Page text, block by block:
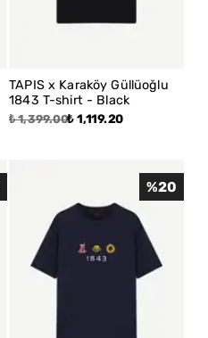
TAPIS x Karaköy Güllüoğlu
1843 T-shirt - Black
₺ 1,399.00₺ 1,119.20
%20